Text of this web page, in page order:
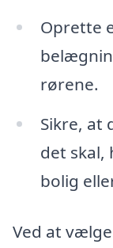
Oprette
rørene.
Sikre, at
det skal,
bolig
Ved at